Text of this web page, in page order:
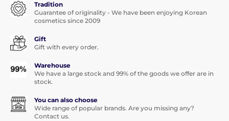
Tradition
Guarantee of originality - We have been enjoying Korean
cosmetics since 2009
Gift
Gift with every order.
Warehouse
We have a large stock and 99% of the goods we offer are in
stock.
You can also choose
Wide range of popular brands. Are you missing any?
Contact us.